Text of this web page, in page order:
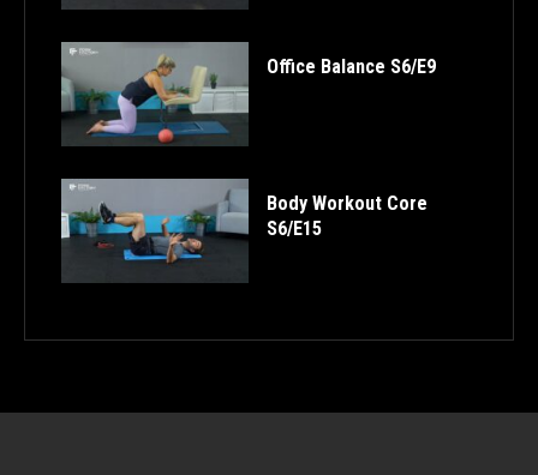
Office Balance S6/E9
Body Workout Core
S6/E15